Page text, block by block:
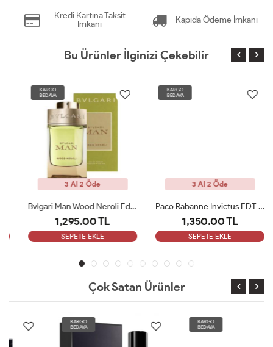
Kredi Kartına Taksit
İmkanı
Kapıda Ödeme İmkanı
Bu Ürünler İlginizi Çekebilir
KARGO
BEDAVA
3 Al 2 Öde
Bvlgari Man Wood Neroli Edp 100 Ml ARC
1,295.00 TL
SEPETE EKLE
KARGO
BEDAVA
3 Al 2 Öde
Paco Rabanne Invictus EDT Erkek Parfüm 100 Ml ARC
1,350.00 TL
SEPETE EKLE
Çok Satan Ürünler
KARGO
BEDAVA
KARGO
BEDAVA